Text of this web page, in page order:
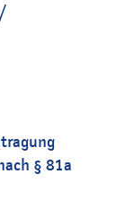
§ 81a